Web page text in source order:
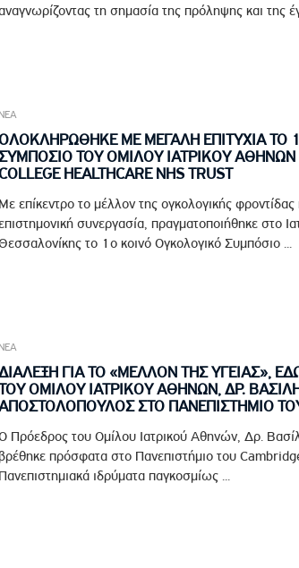
τη σημασία της πρόληψης και της
ΜΕ ΜΕΓΑΛΗ ΕΠΙΤΥΧΙΑ ΤΟ
ΤΟΥ ΟΜΙΛΟΥ ΙΑΤΡΙΚΟΥ ΑΘΗΝΩΝ
HEALTHCARE NHS TRUST
Με επίκεντρο το μέλλον της ογκολογικής φροντίδας
συνεργασία, πραγματοποιήθηκε στο
το 1ο κοινό Ογκολογικό Συμπόσιο ...
ΓΙΑ ΤΟ «ΜΕΛΛΟΝ ΤΗΣ ΥΓΕΙΑΣ»,
ΟΜΙΛΟΥ ΙΑΤΡΙΚΟΥ ΑΘΗΝΩΝ, ΔΡ.
ΣΤΟ ΠΑΝΕΠΙΣΤΗΜΙΟ ΤΟΥ
Πρόεδρος του Ομίλου Ιατρικού Αθηνών, Δρ.
βρέθηκε πρόσφατα στο Πανεπιστήμιο του
Πανεπιστημιακά ιδρύματα παγκοσμίως ...